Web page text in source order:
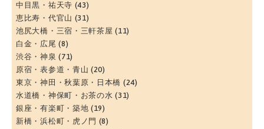
中目黒・祐天寺 (43)
恵比寿・代官山 (31)
池尻大橋・三宿・三軒茶屋 (11)
白金・広尾 (8)
渋谷・神泉 (71)
原宿・表参道・青山 (20)
東京・神田・秋葉原・日本橋 (24)
水道橋・神保町・お茶の水 (31)
銀座・有楽町・築地 (19)
新橋・浜松町・虎ノ門 (8)